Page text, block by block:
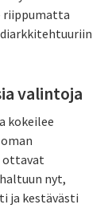
riippumatta
valintoja
kokeilee
ottavat
nyt,
ja kestävästi